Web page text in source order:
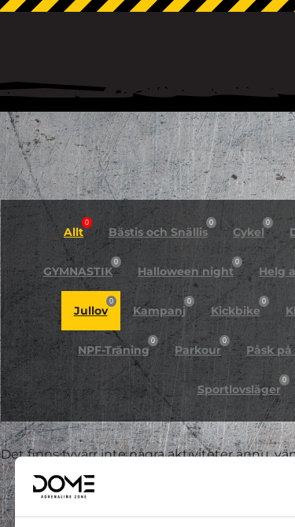
Allt
0
Bästis och Snällis
0
Cykel
0
GYMNASTIK
0
Halloween night
0
Helg
Jullov
0
Kampanj
0
Kickbike
0
NPF-Träning
0
Parkour
0
Påsk
Sportlovsläger
0
Det finns tyvärr inte några aktiviteter ännu,